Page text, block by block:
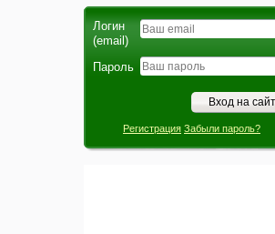
Логин
(email)
Пароль
Регистрация Забыли пароль?